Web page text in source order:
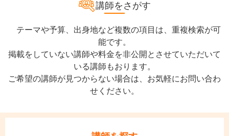
講師をさがす
テーマや予算、出身地など複数の項目は、重複検索が可
能です。
掲載をしていない講師や料金を非公開とさせていただいて
いる講師もおります。
ご希望の講師が見つからない場合は、お気軽にお問い合わ
せください。